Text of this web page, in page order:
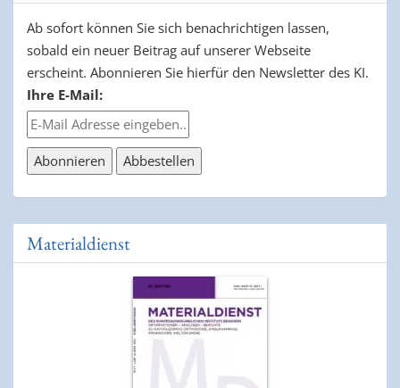
Ab sofort können Sie sich benachrichtigen lassen,
sobald ein neuer Beitrag auf unserer Webseite
erscheint. Abonnieren Sie hierfür den Newsletter des KI.
Ihre E-Mail:
Materialdienst